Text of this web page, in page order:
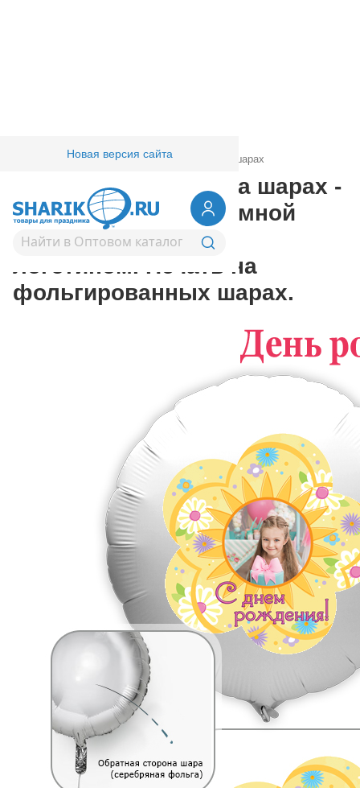
Новая версия сайта
Товары для праздника/ Печать на шарах
Рекламная печать на шарах -
изготовление рекламной
продукции, шары с
логотипом. Печать на
фольгированных шарах.